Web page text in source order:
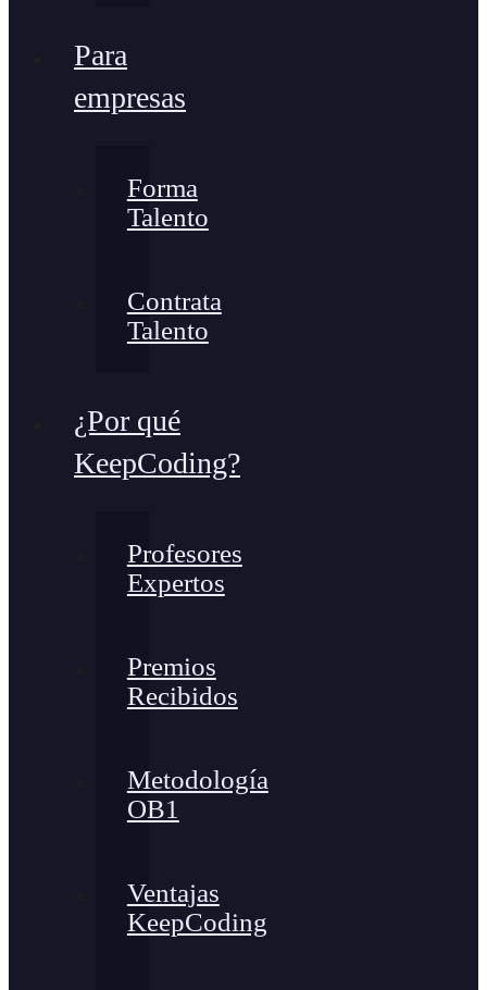
Para
empresas
Forma
Talento
Contrata
Talento
¿Por qué
KeepCoding?
Profesores
Expertos
Premios
Recibidos
Metodología
OB1
Ventajas
KeepCoding